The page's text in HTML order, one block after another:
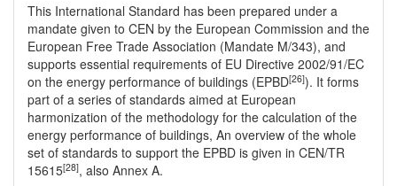
This International Standard has been prepared under a
mandate given to CEN by the European Commission and the
European Free Trade Association (Mandate M/343), and
supports essential requirements of EU Directive 2002/91/EC
on the energy performance of buildings (EPBD[26]). It forms
part of a series of standards aimed at European
harmonization of the methodology for the calculation of the
energy performance of buildings, An overview of the whole
set of standards to support the EPBD is given in CEN/TR
15615[28], also Annex A.